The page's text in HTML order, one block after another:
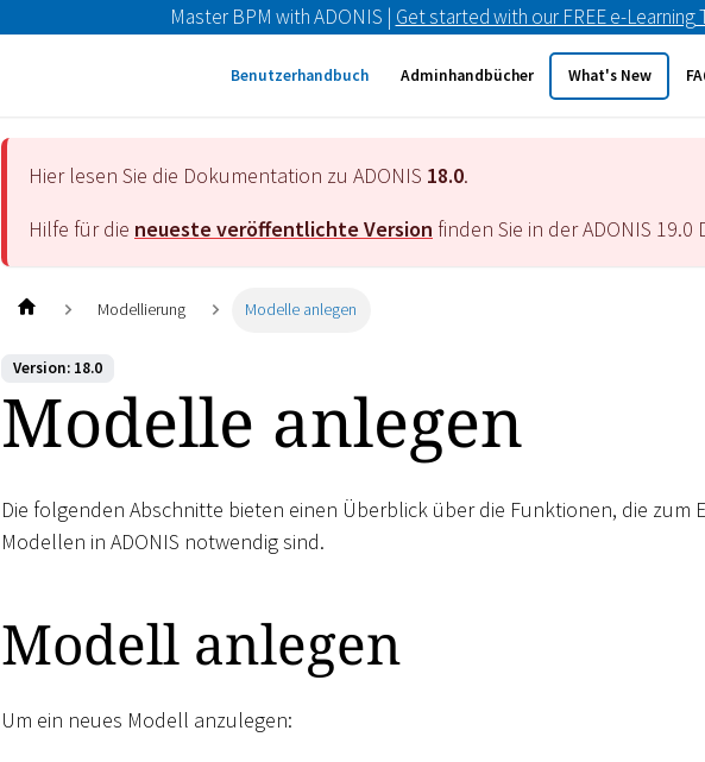
Master BPM with ADONIS | Get started with our FREE e-Learning
Benutzerhandbuch Adminhandbücher What's New
Hier lesen Sie die Dokumentation zu ADONIS 18.0.
Hilfe für die neueste veröffentlichte Version finden Sie in der ADONIS 19.0
Modellierung Modelle anlegen
Version: 18.0
Modelle anlegen
Die folgenden Abschnitte bieten einen Überblick über die Funktionen, die zum
Modellen in ADONIS notwendig sind.
Modell anlegen
Um ein neues Modell anzulegen: